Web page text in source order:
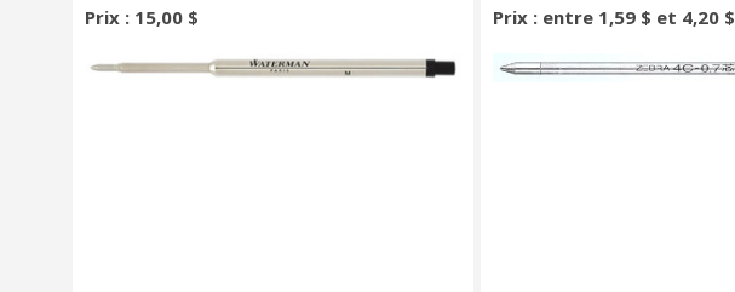
Prix : 15,00 $
Prix : entre 1,59 $ et 4,20 $